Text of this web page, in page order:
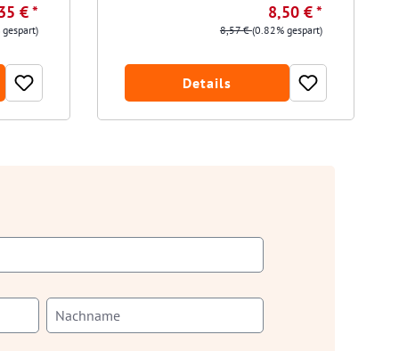
€ * 8,50 € *
8,57 €(0.82% gespart)
Details